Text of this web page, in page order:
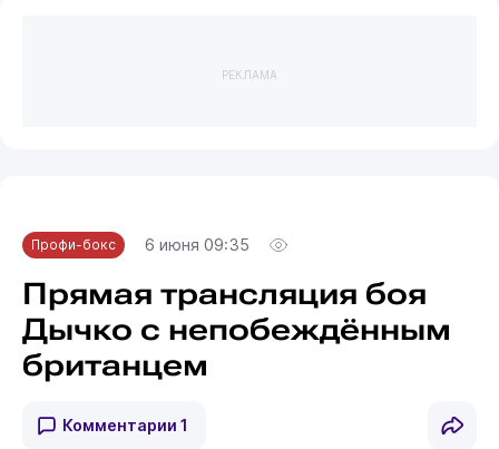
РЕКЛАМА
Профи-бокс 6 июня 09:35
Прямая трансляция боя
Дычко с непобеждённым
британцем
Комментарии 1